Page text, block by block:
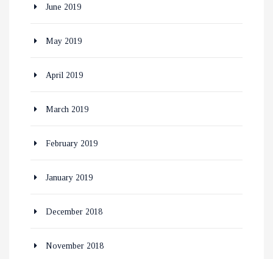
June 2019
May 2019
April 2019
March 2019
February 2019
January 2019
December 2018
November 2018